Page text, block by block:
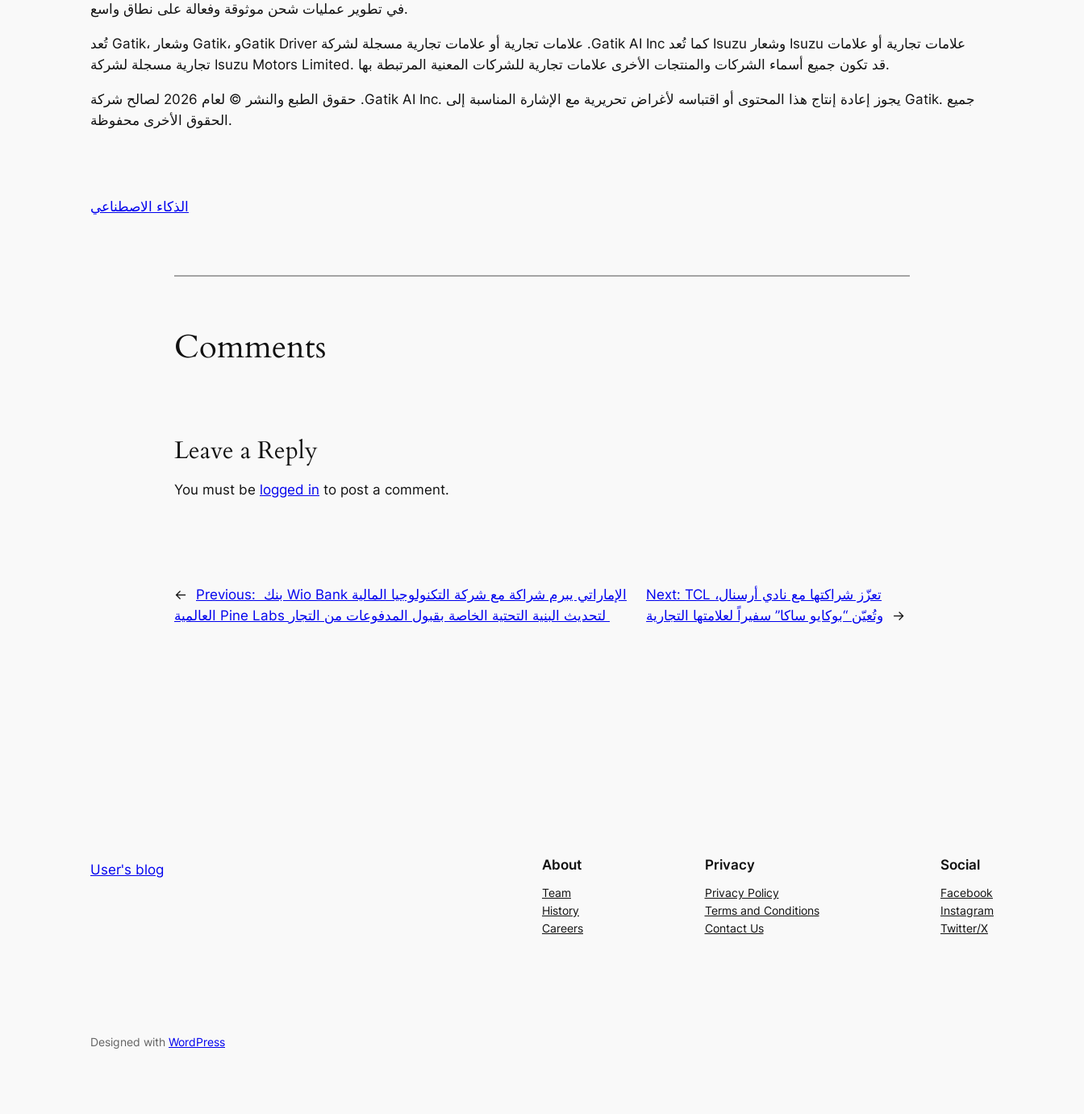
في تطوير عمليات شحن موثوقة وفعالة على نطاق واسع.
تُعد Gatik، وشعار Gatik، وGatik Driver علامات تجارية أو علامات تجارية مسجلة لشركة .Gatik AI Inc كما تُعد Isuzu وشعار Isuzu علامات تجارية أو علامات
تجارية مسجلة لشركة Isuzu Motors Limited. قد تكون جميع أسماء الشركات والمنتجات الأخرى علامات تجارية للشركات المعنية المرتبطة بها.
حقوق الطبع والنشر © لعام 2026 لصالح شركة .Gatik AI Inc. يجوز إعادة إنتاج هذا المحتوى أو اقتباسه لأغراض تحريرية مع الإشارة المناسبة إلى Gatik. جميع
الحقوق الأخرى محفوظة.
الذكاء الاصطناعي
Comments
Leave a Reply
You must be logged in to post a comment.
← Previous: Next:TCL تعزّز شراكتها مع نادي أرسنال،
وتُعيّن “بوكايو ساكا” سفيراً لعلامتها التجارية
→
User's blog About
Team
History
Careers
Privacy
Privacy Policy
Terms and Conditions
Contact Us
Social
Facebook
Instagram
Twitter/X
Designed with WordPress